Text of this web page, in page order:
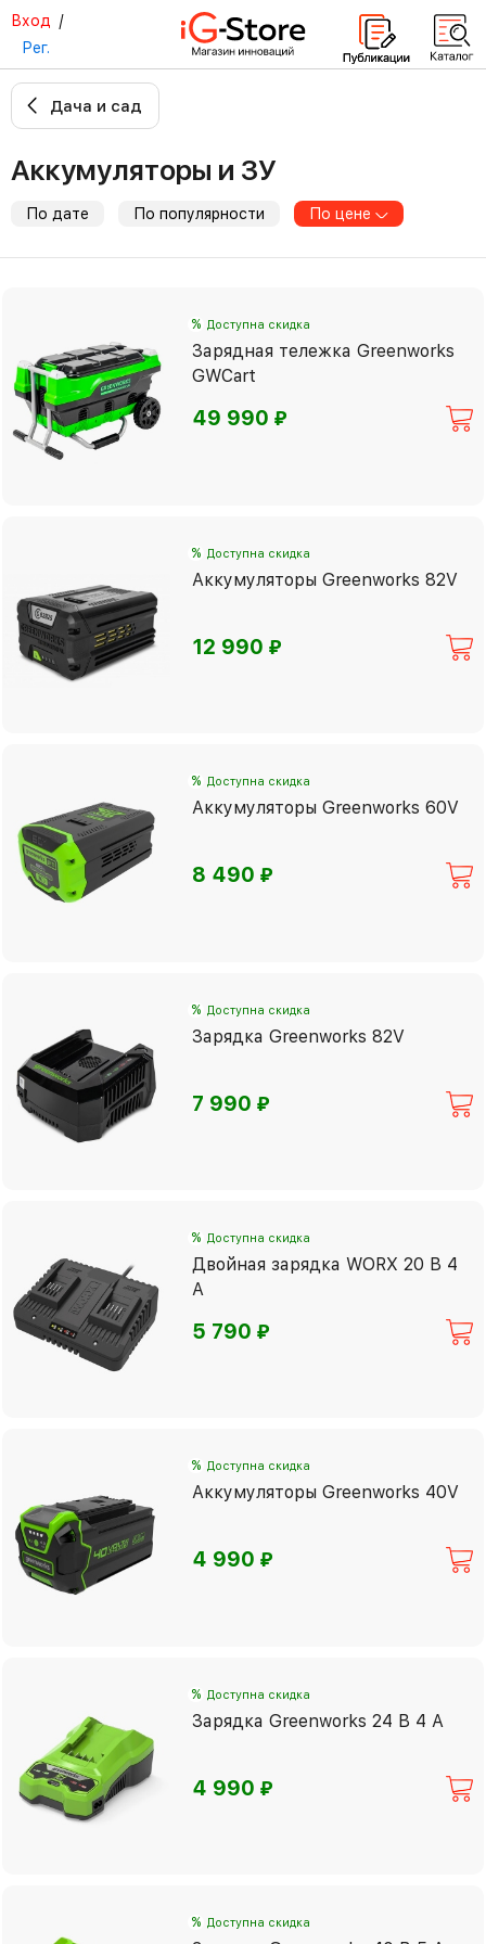
Вход /
Рег.
Дача и сад
Аккумуляторы и ЗУ
По дате По популярности По цене
% Доступна скидка
Зарядная тележка Greenworks
GWCart
49 990⃏
% Доступна скидка
Аккумуляторы Greenworks 82V
12 990⃏
% Доступна скидка
Аккумуляторы Greenworks 60V
8 490⃏
% Доступна скидка
Зарядка Greenworks 82V
7 990⃏
% Доступна скидка
Двойная зарядка WORX 20 В 4
А
5 790⃏
% Доступна скидка
Аккумуляторы Greenworks 40V
4 990⃏
% Доступна скидка
Зарядка Greenworks 24 В 4 А
4 990⃏
% Доступна скидка